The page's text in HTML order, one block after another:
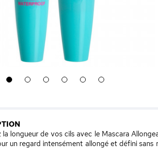
1 2 3 4 5 6
la longueur de vos cils avec le Mascara
un regard intensément allongé et défini